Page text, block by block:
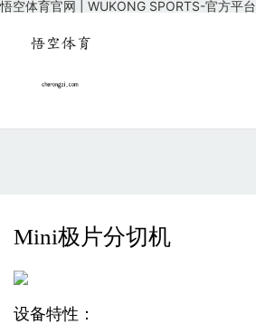
悟空体育官网 | WUKONG SPORTS-官方平台
Mini极片分切机
设备特性：